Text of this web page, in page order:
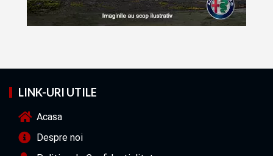
LINK-URI UTILE
Acasa
Despre noi